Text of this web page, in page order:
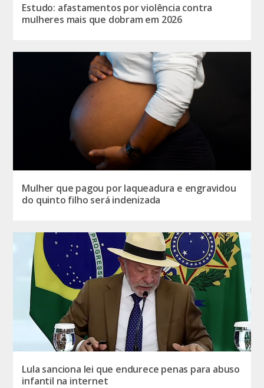
Estudo: afastamentos por violência contra
mulheres mais que dobram em 2026
Mulher que pagou por laqueadura e engravidou
do quinto filho será indenizada
Lula sanciona lei que endurece penas para abuso
infantil na internet